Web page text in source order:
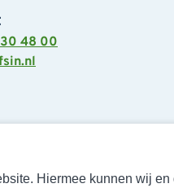
Hiermee kunnen wij
48 00